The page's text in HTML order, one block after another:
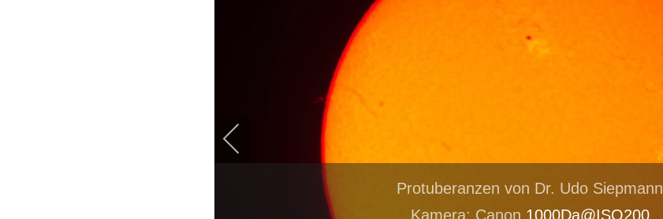
Protuberanzen von Dr. Udo Siepmann
Kamera: Canon 1000Da@ISO200